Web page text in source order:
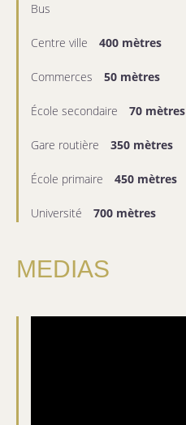
Bus
Centre ville 400 mètres
Commerces 50 mètres
École secondaire 70 mètres
Gare routière 350 mètres
École primaire 450 mètres
Université 700 mètres
MEDIAS